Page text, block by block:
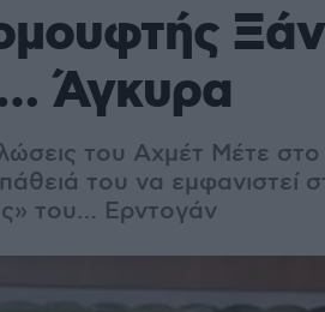
Άγκυρα
του Αχμέτ Μέτε
του να εμφανιστεί
του… Ερντογάν